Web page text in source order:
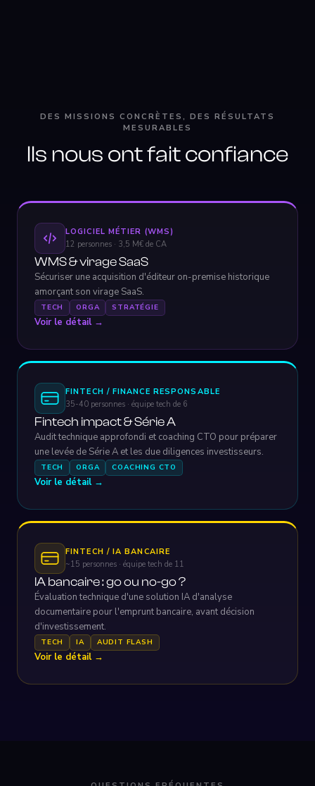
DES MISSIONS CONCRÈTES, DES RÉSULTATS
MESURABLES
Ils nous ont fait confiance
LOGICIEL MÉTIER (WMS)
12 personnes · 3,5 M€ de CA
WMS & virage SaaS
Sécuriser une acquisition d'éditeur on-premise historique
amorçant son virage SaaS.
TECH ORGA STRATÉGIE
Voir le détail →
FINTECH / FINANCE RESPONSABLE
35-40 personnes · équipe tech de 6
Fintech impact & Série A
Audit technique approfondi et coaching CTO pour préparer
une levée de Série A et les due diligences investisseurs.
TECH ORGA COACHING CTO
Voir le détail →
FINTECH / IA BANCAIRE
~15 personnes · équipe tech de 11
IA bancaire : go ou no-go ?
Évaluation technique d'une solution IA d'analyse
documentaire pour l'emprunt bancaire, avant décision
d'investissement.
TECH IA AUDIT FLASH
Voir le détail →